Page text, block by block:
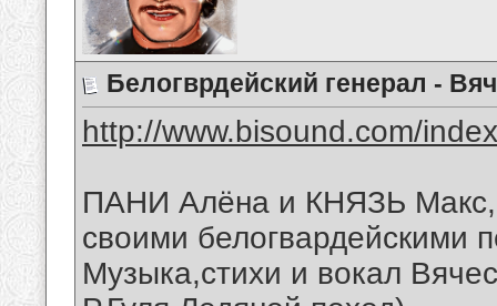
Белогврдейский генерал -
http://www.bisound.com/
ПАНИ Алёна и КНЯЗЬ
своими белогвардейскими
Музыка,стихи и вокал